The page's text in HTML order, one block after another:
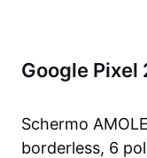
Google Pixel
Schermo
borderless, 6